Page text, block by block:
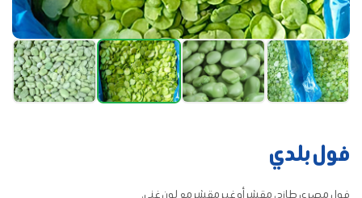
فول بلدي
فول مصري طازج، مقشر أو غير مقشر مع لون غني.